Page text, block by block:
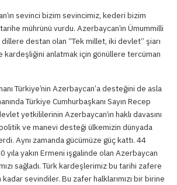
sevinci bizim sevincimiz, kederi bizim
mührünü vurdu. Azerbaycan’ın Ümummilli
destan olan “Tek millet, iki devlet” şiarı
kardeşliğini anlatmak için gönüllere tercüman
Türkiye’nin Azerbaycan’a desteğini de asla
Türkiye Cumhurbaşkanı Sayın Recep
yetkililerinin Azerbaycan’ın haklı davasını
politik ve manevi desteği ülkemizin dünyada
Aynı zamanda gücümüze güç kattı. 44
yıla yakın Ermeni işgalinde olan Azerbaycan
sağladı. Türk kardeşlerimiz bu tarihi zafere
sevindiler. Bu zafer halklarımızı bir birine